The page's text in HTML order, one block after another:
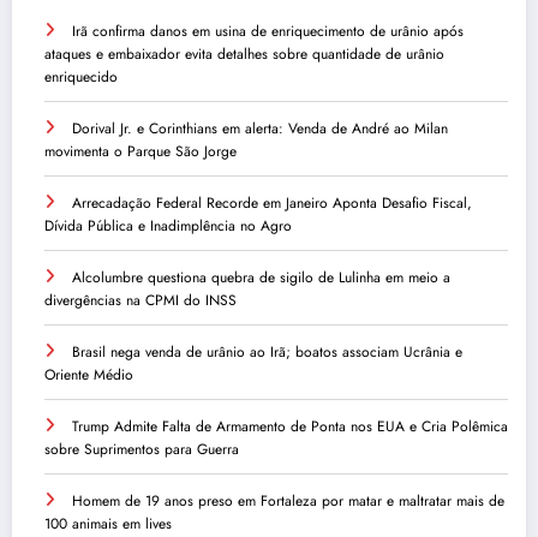
Irã confirma danos em usina de enriquecimento de urânio após
ataques e embaixador evita detalhes sobre quantidade de urânio
enriquecido
Dorival Jr. e Corinthians em alerta: Venda de André ao Milan
movimenta o Parque São Jorge
Arrecadação Federal Recorde em Janeiro Aponta Desafio Fiscal,
Dívida Pública e Inadimplência no Agro
Alcolumbre questiona quebra de sigilo de Lulinha em meio a
divergências na CPMI do INSS
Brasil nega venda de urânio ao Irã; boatos associam Ucrânia e
Oriente Médio
Trump Admite Falta de Armamento de Ponta nos EUA e Cria Polêmica
sobre Suprimentos para Guerra
Homem de 19 anos preso em Fortaleza por matar e maltratar mais de
100 animais em lives